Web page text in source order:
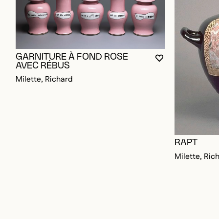
VOUS DEVEZ
FERMER LA
OUVRIR LA
GARNITURE À FOND ROSE
AVEC RÉBUS
Milette, Richard
RAPT
Milette,